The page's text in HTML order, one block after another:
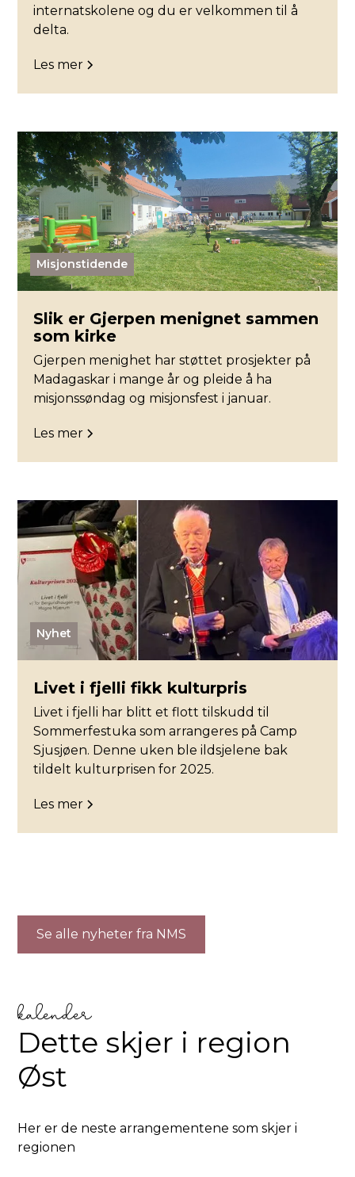
internatskolene og du er velkommen til å
delta.
Les mer
Misjonstidende
Slik er Gjerpen menignet sammen
som kirke
Gjerpen menighet har støttet prosjekter på
Madagaskar i mange år og pleide å ha
misjonssøndag og misjonsfest i januar.
Les mer
Nyhet
Livet i fjelli fikk kulturpris
Livet i fjelli har blitt et flott tilskudd til
Sommerfestuka som arrangeres på Camp
Sjusjøen. Denne uken ble ildsjelene bak
tildelt kulturprisen for 2025.
Les mer
Se alle nyheter fra NMS
kalender
Dette skjer i region
Øst
Her er de neste arrangementene som skjer i
regionen